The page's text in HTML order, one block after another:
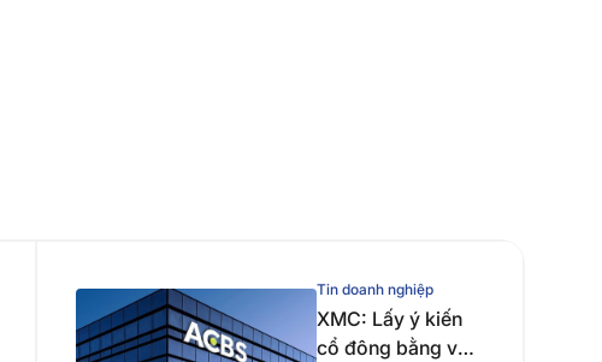
Tin doanh nghiệp
XMC: Lấy ý kiến
cổ đông bằng văn